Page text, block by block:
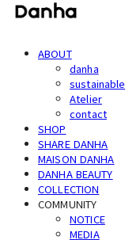
ABOUT
danha
sustainable
Atelier
contact
SHOP
SHARE DANHA
MAISON DANHA
DANHA BEAUTY
COLLECTION
COMMUNITY
NOTICE
MEDIA